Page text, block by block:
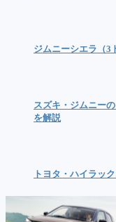
ジムニーシエラ（3
スズキ・ジムニー
を解説
トヨタ・ハイラッ